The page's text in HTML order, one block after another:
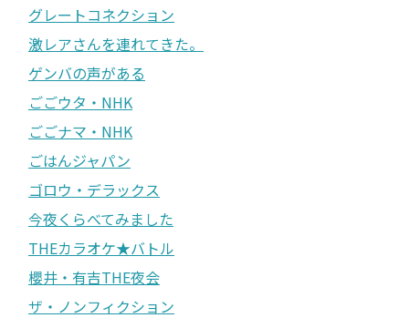
グレートコネクション
激レアさんを連れてきた。
ゲンバの声がある
ごごウタ・NHK
ごごナマ・NHK
ごはんジャパン
ゴロウ・デラックス
今夜くらべてみました
THEカラオケ★バトル
櫻井・有吉THE夜会
ザ・ノンフィクション